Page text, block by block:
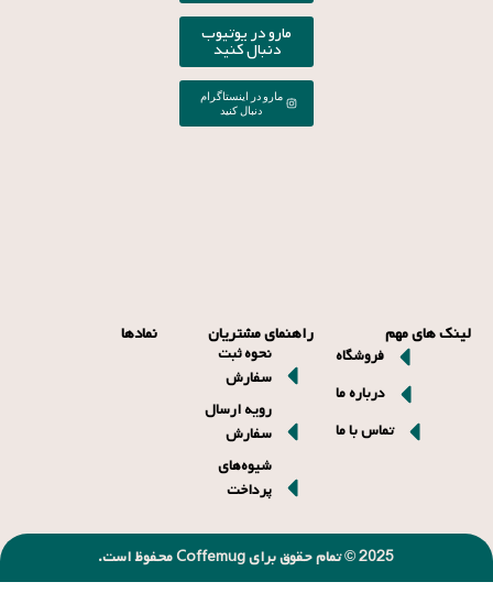
مارو در یوتیوب
دنبال کنید
مارو در اینستاگرام
دنبال کنید
لینک های مهم
فروشگاه
درباره ما
تماس با ما
راهنمای مشتریان
نحوه ثبت
سفارش
رویه ارسال
سفارش
شیوه‌های
پرداخت
نمادها
2025 © تمام حقوق برای Coffemug محفوظ است.